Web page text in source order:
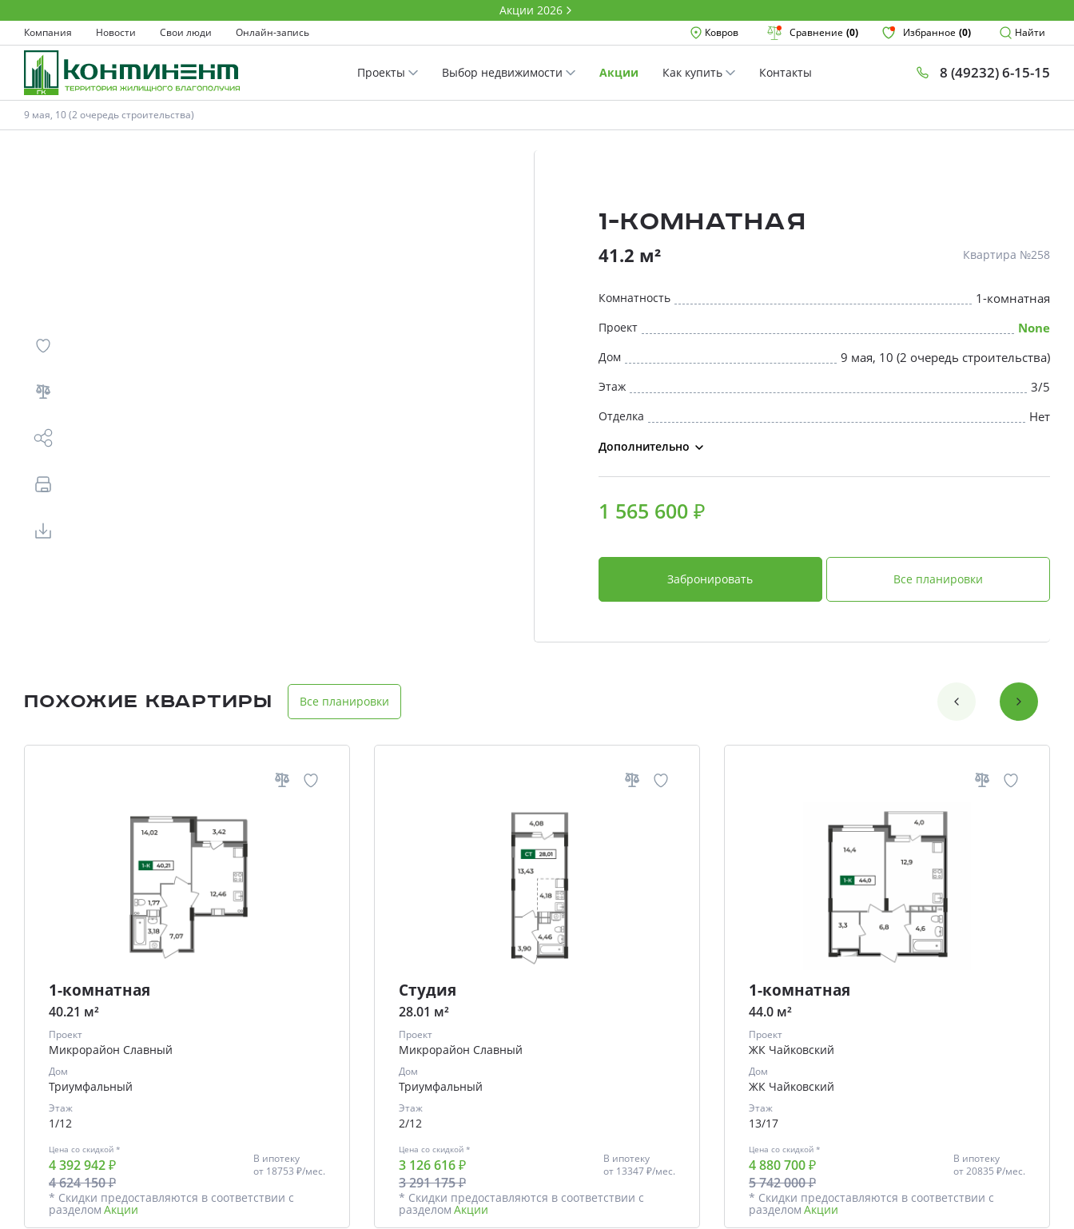
Акции 2026
Компания Новости Свои люди Онлайн-запись Ковров Сравнение (0) Избранное (0) Найти
Проекты Выбор недвижимости Акции Как купить Контакты 8 (49232) 6-15-15
×
Новости
Выбор недвижимости
О компании
9 мая, 10 (2 очередь строительства)
Поиск
1-комнатная
41.2 м² Квартира №258
Комнатность 1-комнатная
Проект None
Дом 9 мая, 10 (2 очередь строительства)
Этаж 3/5
Отделка Нет
Дополнительно
1 565 600 ₽
Забронировать Все планировки
* Скидки предоставляются в
Похожие квартиры Все планировки
1-комнатная
40.21 м²
Проект
Микрорайон Славный
Дом
Триумфальный
Этаж
1/12
Цена со скидкой *
4 392 942 ₽
4 624 150 ₽
В ипотеку
от 18753 ₽/мес.
* Скидки предоставляются в соответствии с
разделом Акции
Студия
28.01 м²
Проект
Микрорайон Славный
Дом
Триумфальный
Этаж
2/12
Цена со скидкой *
3 126 616 ₽
3 291 175 ₽
В ипотеку
от 13347 ₽/мес.
* Скидки предоставляются в соответствии с
разделом Акции
1-комнатная
44.0 м²
Проект
ЖК Чайковский
Дом
ЖК Чайковский
Этаж
13/17
Цена со скидкой *
4 880 700 ₽
5 742 000 ₽
В ипотеку
от20835 ₽/мес.
* Скидки предоставляются в соответствии с
разделом Акции